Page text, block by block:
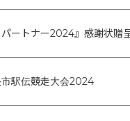
パートナー2024』感謝状贈
駅伝競走大会2024